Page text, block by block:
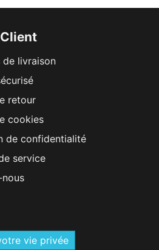
livraison
retour
cookies
de confidentialité
service
vie privée